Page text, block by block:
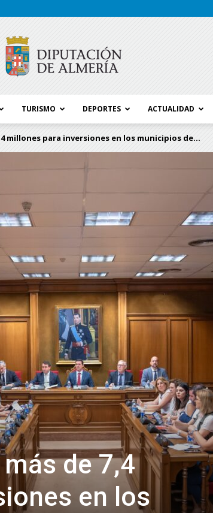
Diputación
de
Almería
TURISMO DEPORTES ACTUALIDAD
millones para inversiones en los municipios de...
de 7,4
en los